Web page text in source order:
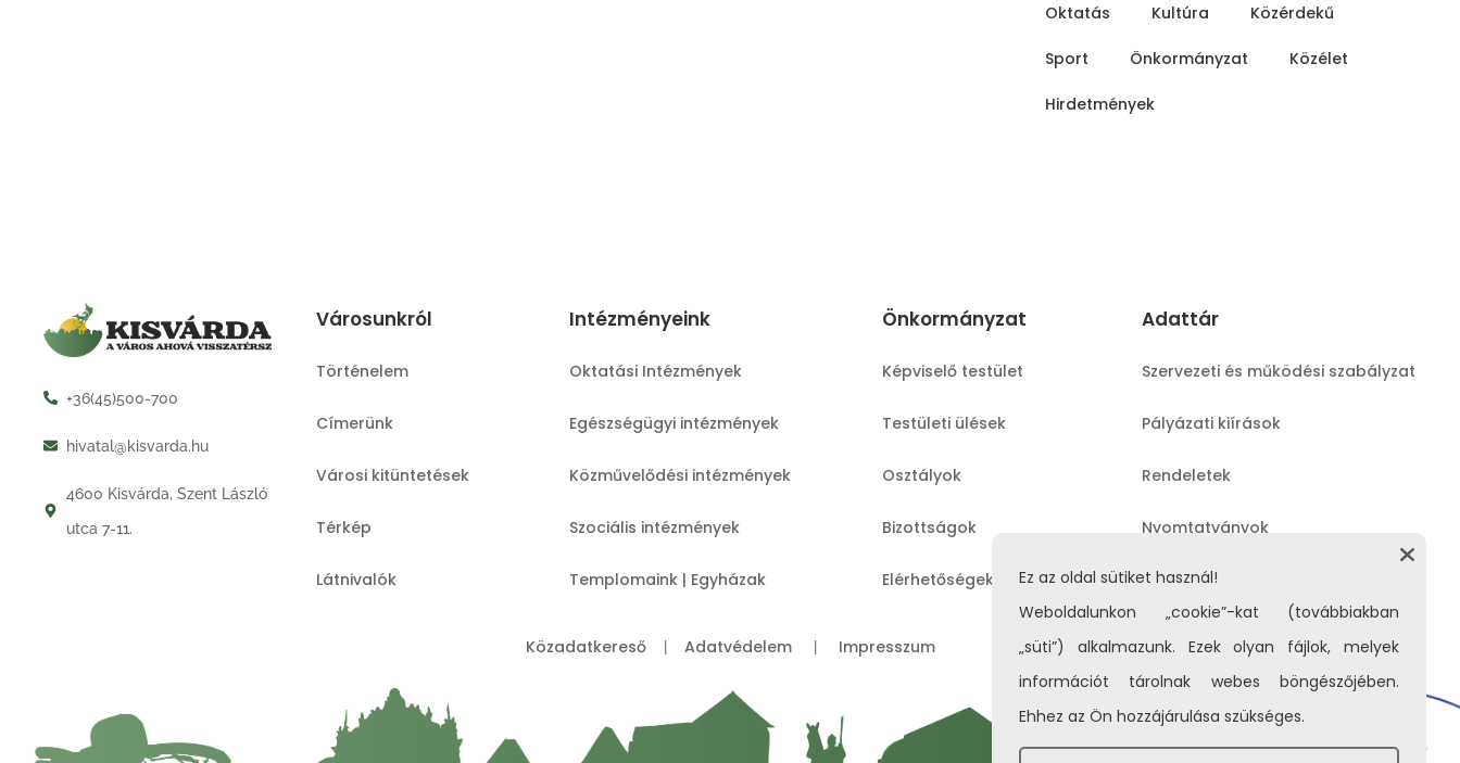
Oktatás Kultúra Közérdekű
Sport Önkormányzat Közélet
Hirdetmények
Ez az oldal sütiket használ!
Weboldalunkon „cookie”-kat (továbbiakban
„süti”) alkalmazunk. Ezek olyan fájlok, melyek
információt tárolnak webes böngészőjében.
Ehhez az Ön hozzájárulása szükséges.
+36(45)500-700
hivatal@kisvarda.hu
4600 Kisvárda, Szent László
utca 7-11.
Városunkról
Történelem
Címerünk
Városi kitüntetések
Térkép
Látnivalók
Intézményeink
Oktatási Intézmények
Egészségügyi intézmények
Közművelődési intézmények
Szociális intézmények
Templomaink | Egyházak
Önkormányzat
Képviselő testület
Testületi ülések
Osztályok
Bizottságok
Elérhetőségek
Adattár
Szervezeti és működési szabályzat
Pályázati kiírások
Rendeletek
Nyomtatványok
Közérdekű adatok
Közadatkereső Adatvédelem Impresszum